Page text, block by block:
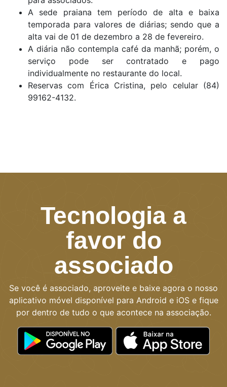
A sede praiana tem período de alta e baixa
temporada para valores de diárias; sendo que a
alta vai de 01 de dezembro a 28 de fevereiro.
A diária não contempla café da manhã; porém, o
serviço pode ser contratado e pago
individualmente no restaurante do local.
Reservas com Érica Cristina, pelo celular (84)
99162-4132.
Tecnologia a
favor do
associado
Se você é associado, aproveite e baixe agora o nosso
aplicativo móvel disponível para Android e iOS e fique
por dentro de tudo o que acontece na associação.